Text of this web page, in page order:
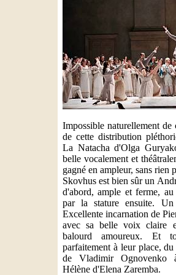
Impossible naturellement de
de cette distribution
La Natacha d'Olga
belle vocalement et
gagné en ampleur, sans rien
Skovhus est bien sûr un
d'abord, ample et ferme,
par la stature ensuite.
Excellente incarnation de
avec sa belle voix claire
balourd amoureux. Et
parfaitement à leur place,
de Vladimir Ognovenko
Hélène d'Elena Zaremba.